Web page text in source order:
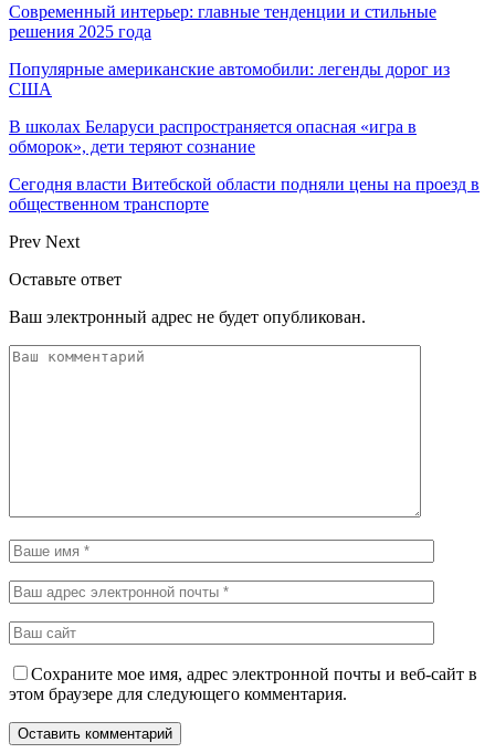
Современный интерьер: главные тенденции и стильные
решения 2025 года
Популярные американские автомобили: легенды дорог из
США
В школах Беларуси распространяется опасная «игра в
обморок», дети теряют сознание
Сегодня власти Витебской области подняли цены на проезд в
общественном транспорте
Prev Next
Оставьте ответ
Ваш электронный адрес не будет опубликован.
Сохраните мое имя, адрес электронной почты и веб-сайт в
этом браузере для следующего комментария.